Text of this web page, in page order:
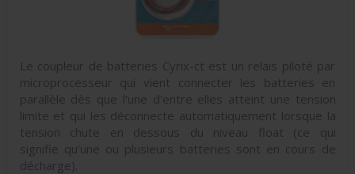
Le coupleur de batteries Cyrix-ct est un relais piloté par
microprocesseur qui vient connecter les batteries en
parallèle dès que l'une d'entre elles atteint une tension
limite et qui les déconnecte automatiquement lorsque la
tension chute en dessous du niveau float (ce qui
signifie qu'une ou plusieurs batteries sont en cours de
décharge).